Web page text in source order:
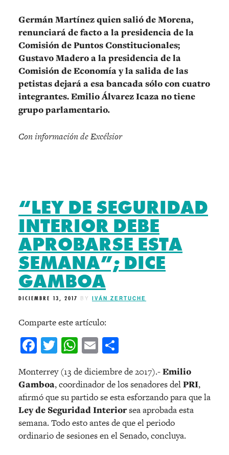
Germán Martínez quien salió de Morena,
renunciará de facto a la presidencia de la
Comisión de Puntos Constitucionales;
Gustavo Madero a la presidencia de la
Comisión de Economía y la salida de las
petistas dejará a esa bancada sólo con cuatro
integrantes. Emilio Álvarez Icaza no tiene
grupo parlamentario.
Con información de Excélsior
“LEY DE SEGURIDAD
INTERIOR DEBE
APROBARSE ESTA
SEMANA”; DICE
GAMBOA
DICIEMBRE 13, 2017 BY IVÁN ZERTUCHE
Comparte este artículo:
Facebook
Twitter
WhatsApp
Email
Monterrey (13 de diciembre de 2017).-Emilio
Gamboa, coordinador de los senadores delPRI,
afirmó que su partido se esta esforzando para que la
Ley de Seguridad Interiorsea aprobada esta
semana. Todo esto antes de que el periodo
ordinario de sesiones en el Senado, concluya.